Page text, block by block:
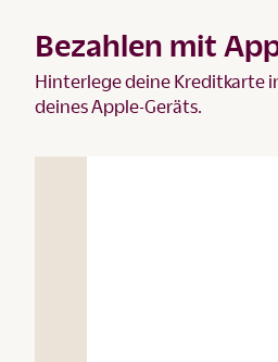
Bezahlen mit
Hinterlege deine Kreditkarte
deines Apple-Geräts.